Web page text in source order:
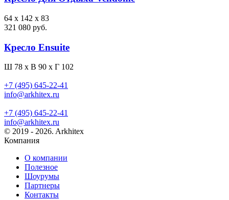
64 x 142 x 83
321 080 руб.
Кресло Ensuite
Ш 78 x В 90 x Г 102
+7 (495) 645-22-41
info@arkhitex.ru
+7 (495) 645-22-41
info@arkhitex.ru
© 2019 - 2026. Arkhitex
Компания
О компании
Полезное
Шоурумы
Партнеры
Контакты